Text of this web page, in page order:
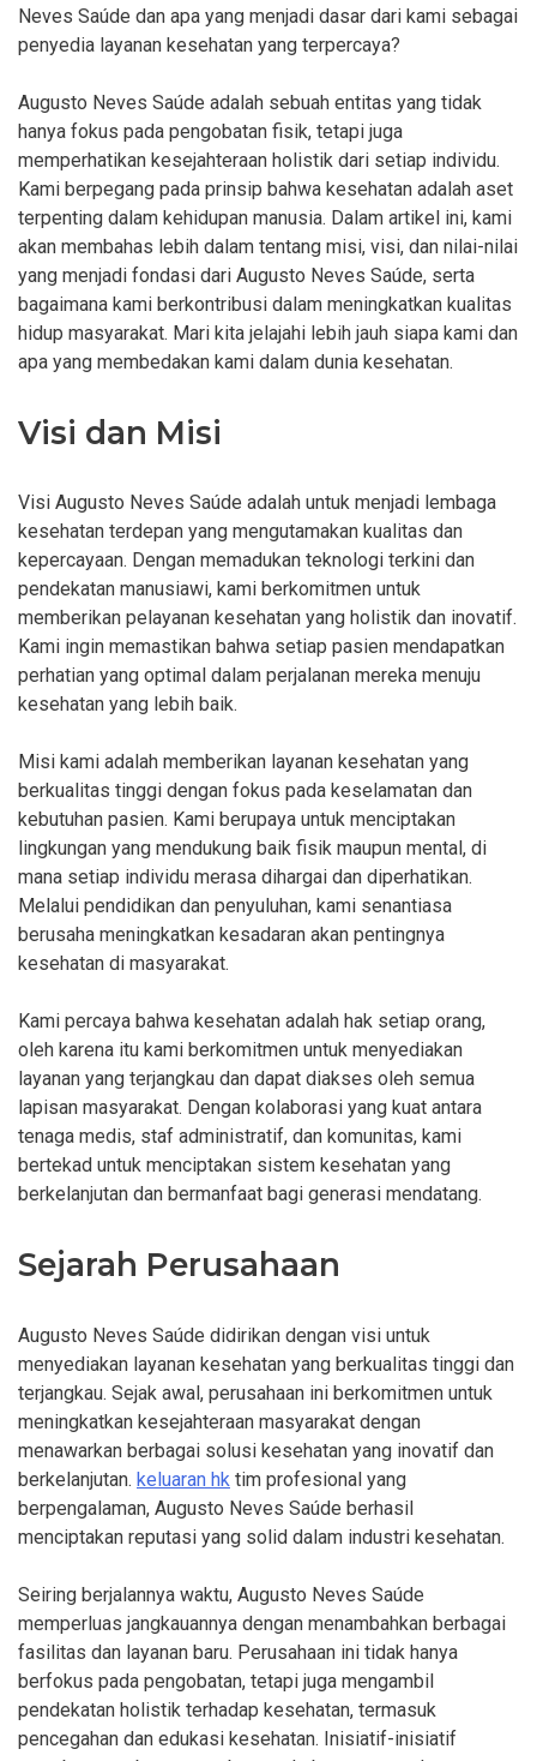
Neves Saúde dan apa yang menjadi dasar dari kami sebagai
penyedia layanan kesehatan yang terpercaya?
Augusto Neves Saúde adalah sebuah entitas yang tidak
hanya fokus pada pengobatan fisik, tetapi juga
memperhatikan kesejahteraan holistik dari setiap individu.
Kami berpegang pada prinsip bahwa kesehatan adalah aset
terpenting dalam kehidupan manusia. Dalam artikel ini, kami
akan membahas lebih dalam tentang misi, visi, dan nilai-nilai
yang menjadi fondasi dari Augusto Neves Saúde, serta
bagaimana kami berkontribusi dalam meningkatkan kualitas
hidup masyarakat. Mari kita jelajahi lebih jauh siapa kami dan
apa yang membedakan kami dalam dunia kesehatan.
Visi dan Misi
Visi Augusto Neves Saúde adalah untuk menjadi lembaga
kesehatan terdepan yang mengutamakan kualitas dan
kepercayaan. Dengan memadukan teknologi terkini dan
pendekatan manusiawi, kami berkomitmen untuk
memberikan pelayanan kesehatan yang holistik dan inovatif.
Kami ingin memastikan bahwa setiap pasien mendapatkan
perhatian yang optimal dalam perjalanan mereka menuju
kesehatan yang lebih baik.
Misi kami adalah memberikan layanan kesehatan yang
berkualitas tinggi dengan fokus pada keselamatan dan
kebutuhan pasien. Kami berupaya untuk menciptakan
lingkungan yang mendukung baik fisik maupun mental, di
mana setiap individu merasa dihargai dan diperhatikan.
Melalui pendidikan dan penyuluhan, kami senantiasa
berusaha meningkatkan kesadaran akan pentingnya
kesehatan di masyarakat.
Kami percaya bahwa kesehatan adalah hak setiap orang,
oleh karena itu kami berkomitmen untuk menyediakan
layanan yang terjangkau dan dapat diakses oleh semua
lapisan masyarakat. Dengan kolaborasi yang kuat antara
tenaga medis, staf administratif, dan komunitas, kami
bertekad untuk menciptakan sistem kesehatan yang
berkelanjutan dan bermanfaat bagi generasi mendatang.
Sejarah Perusahaan
Augusto Neves Saúde didirikan dengan visi untuk
menyediakan layanan kesehatan yang berkualitas tinggi dan
terjangkau. Sejak awal, perusahaan ini berkomitmen untuk
meningkatkan kesejahteraan masyarakat dengan
menawarkan berbagai solusi kesehatan yang inovatif dan
berkelanjutan. keluaran hk tim profesional yang
berpengalaman, Augusto Neves Saúde berhasil
menciptakan reputasi yang solid dalam industri kesehatan.
Seiring berjalannya waktu, Augusto Neves Saúde
memperluas jangkauannya dengan menambahkan berbagai
fasilitas dan layanan baru. Perusahaan ini tidak hanya
berfokus pada pengobatan, tetapi juga mengambil
pendekatan holistik terhadap kesehatan, termasuk
pencegahan dan edukasi kesehatan. Inisiatif-inisiatif